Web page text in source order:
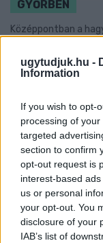
ugytudjuk.hu -
Information
If you wish to opt-
processing of
targeted
section to confirm
opt-out request is
interest-based
us or personal
your opt-out. You
disclosure of your
IAB’s list of
GYŐRBEN
Középpontban a
más.